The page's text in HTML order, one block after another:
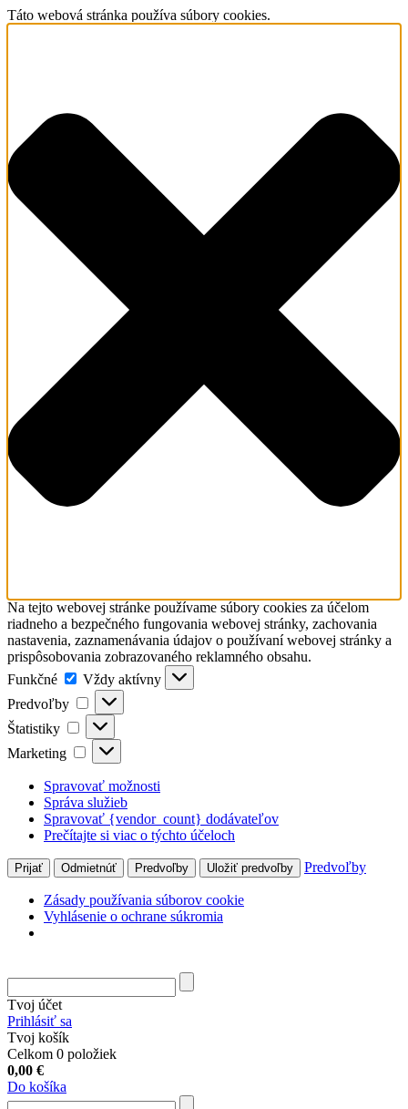
Táto webová stránka používa súbory cookies.
Na tejto webovej stránke používame súbory cookies za účelom
riadneho a bezpečného fungovania webovej stránky, zachovania
nastavenia, zaznamenávania údajov o používaní webovej stránky a
prispôsobovania zobrazovaného reklamného obsahu.
Funkčné
Funkčné
Vždy aktívny
Predvoľby
Predvoľby
Štatistiky Štatistiky
Marketing Marketing
Spravovať možnosti
Správa služieb
Spravovať {vendor_count} dodávateľov
Prečítajte si viac o týchto účeloch
Prijať Odmietnúť Predvoľby Uložiť predvoľby Predvoľby
Zásady používania súborov cookie
Vyhlásenie o ochrane súkromia
Tvoj účet
Prihlásiť sa
Tvoj košík
Celkom 0 položiek
0,00 €
Do košíka